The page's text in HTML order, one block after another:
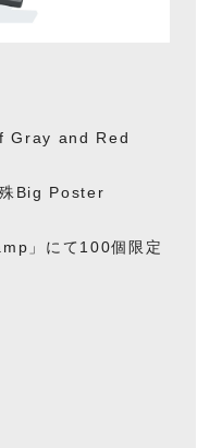
Gray and Red
Big Poster
」にて100個限定